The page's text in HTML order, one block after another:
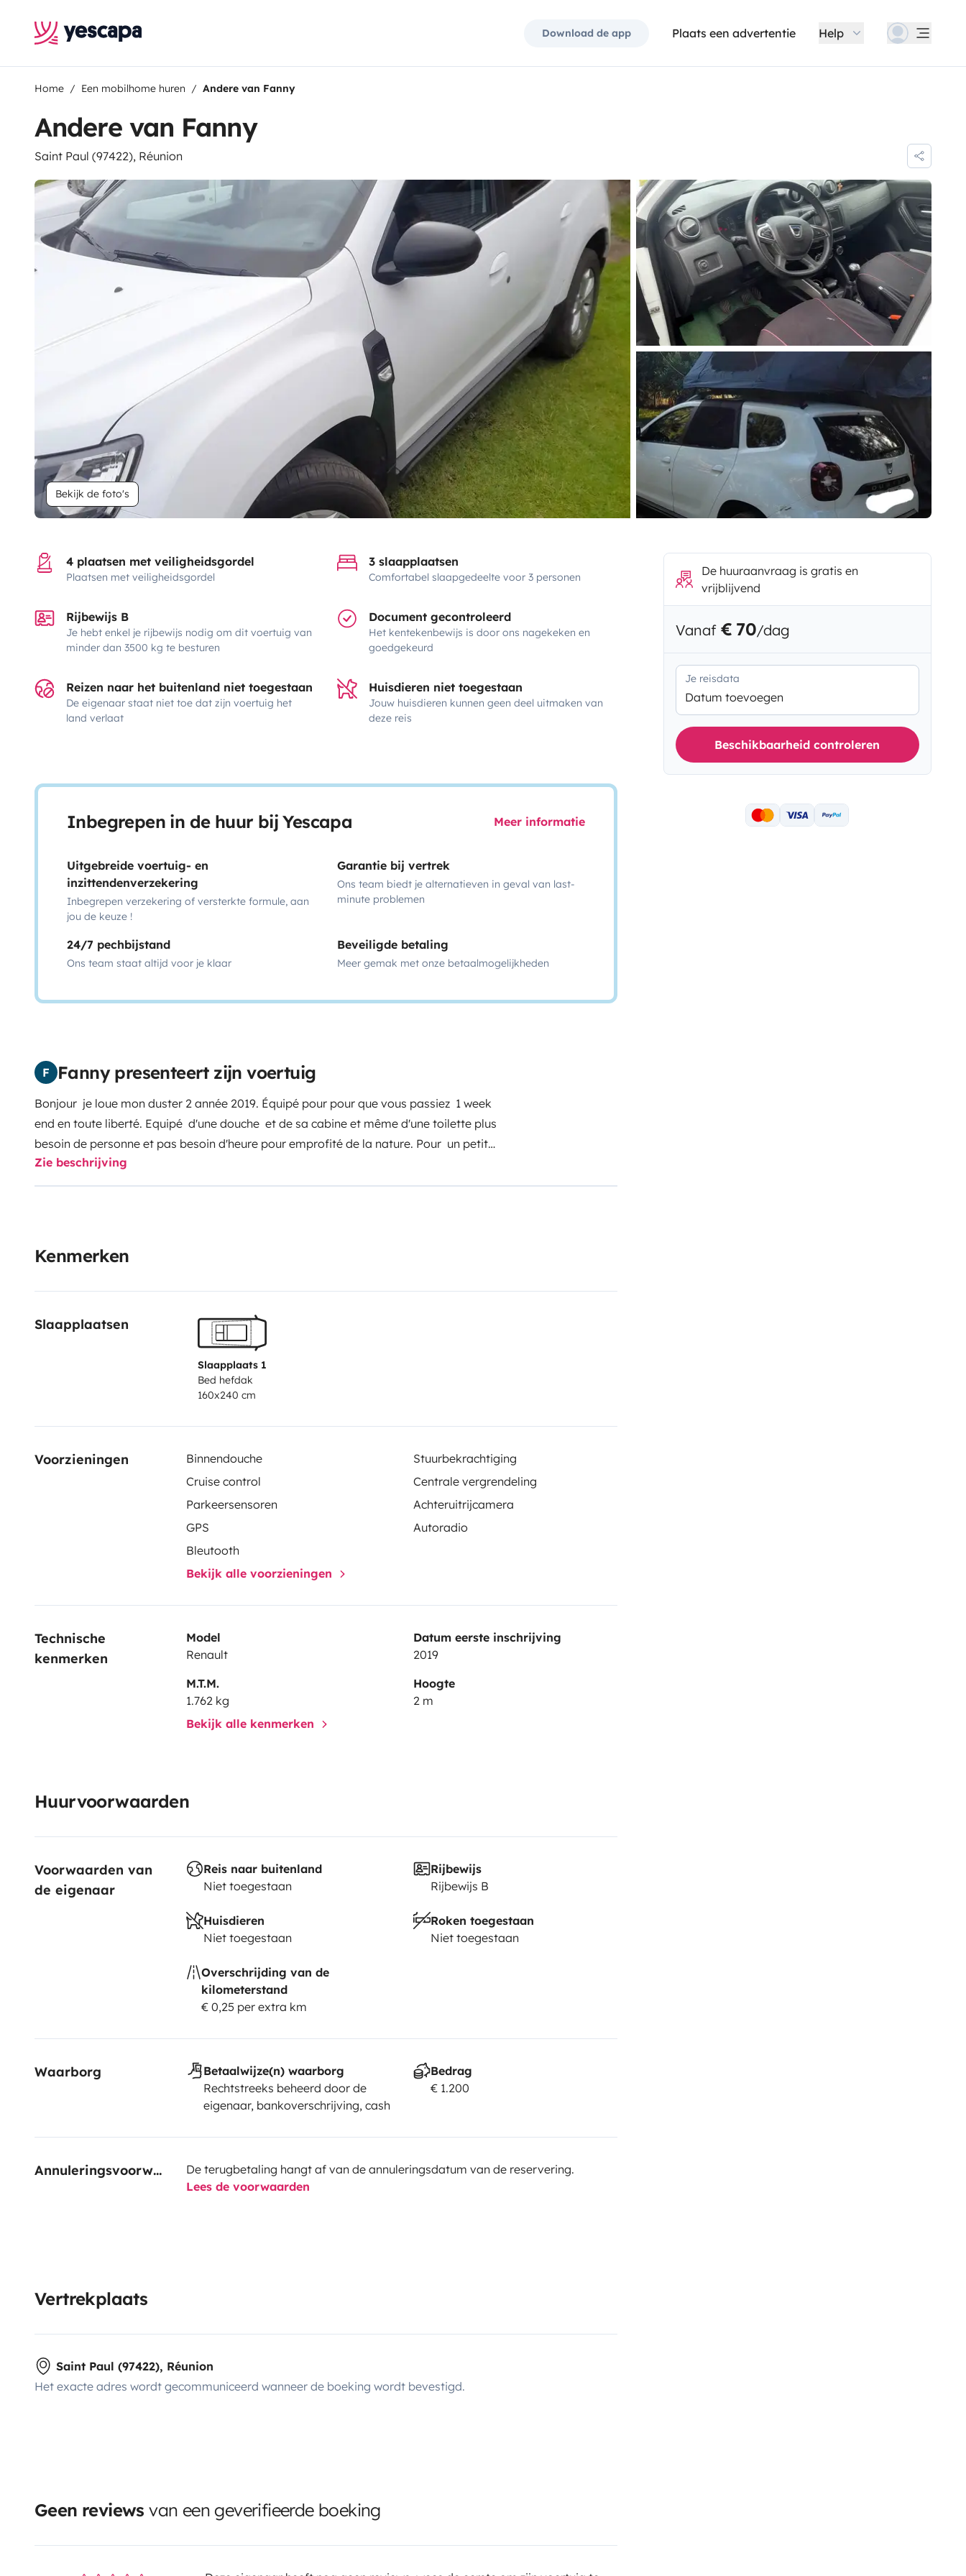
Download de app Plaats een advertentie Help
Home Een mobilhome huren Andere van Fanny
Andere van Fanny
Saint Paul (97422), Réunion
Bekijk de foto's
4 plaatsen met veiligheidsgordel
Plaatsen met veiligheidsgordel
3 slaapplaatsen
Comfortabel slaapgedeelte voor 3 personen
Rijbewijs B
Je hebt enkel je rijbewijs nodig om dit voertuig van
minder dan 3500 kg te besturen
Document gecontroleerd
Het kentekenbewijs is door ons nagekeken en
goedgekeurd
Reizen naar het buitenland niet toegestaan
De eigenaar staat niet toe dat zijn voertuig het
land verlaat
Huisdieren niet toegestaan
Jouw huisdieren kunnen geen deel uitmaken van
deze reis
Inbegrepen in de huur bij Yescapa Meer informatie
Uitgebreide voertuig- en
inzittendenverzekering
Inbegrepen verzekering of versterkte formule, aan
jou de keuze !
Garantie bij vertrek
Ons team biedt je alternatieven in geval van last-
minute problemen
24/7 pechbijstand
Ons team staat altijd voor je klaar
Beveiligde betaling
Meer gemak met onze betaalmogelijkheden
F Fanny presenteert zijn voertuig
Bonjour je loue mon duster 2 année 2019. Équipé pour pour que vous passiez 1 week
end en toute liberté. Equipé d'une douche et de sa cabine et même d'une toilette plus
besoin de personne et pas besoin d'heure pour emprofité de la nature. Pour un petit
déjeuner chaud vous avez à disposition un rechaud tous les accessoires sont fourni
pour 1 bon bivouac. Bon voyage et à très bientot
Zie beschrijving
Kenmerken
Slaapplaatsen
Slaapplaats 1
Bed hefdak
160x240 cm
Voorzieningen Binnendouche
Stuurbekrachtiging
Cruise control
Centrale vergrendeling
Parkeersensoren
Achteruitrijcamera
GPS
Autoradio
Bleutooth
Bekijk alle voorzieningen
Technische
kenmerken
Model
Renault
Datum eerste inschrijving
2019
M.T.M.
1.762 kg
Hoogte
2 m
Bekijk alle kenmerken
Huurvoorwaarden
Voorwaarden van
de eigenaar
Reis naar buitenland
Niet toegestaan
Rijbewijs
Rijbewijs B
Huisdieren
Niet toegestaan
Roken toegestaan
Niet toegestaan
Overschrijding van de
kilometerstand
€ 0,25 per extra km
Waarborg
Betaalwijze(n) waarborg
Rechtstreeks beheerd door de
eigenaar, bankoverschrijving, cash
Bedrag
€ 1.200
Annuleringsvoorwaarden
De terugbetaling hangt af van de annuleringsdatum van de reservering.
Lees de voorwaarden
Vertrekplaats
Saint Paul (97422), Réunion
Het exacte adres wordt gecommuniceerd wanneer de boeking wordt bevestigd.
Geen reviews van een geverifieerde boeking
De huuraanvraag is gratis en
vrijblijvend
Vanaf € 70/dag
Je reisdata
Datum toevoegen
Beschikbaarheid controleren